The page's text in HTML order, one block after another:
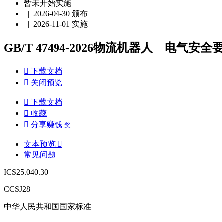
暂未开始实施
| 2026-04-30 颁布
| 2026-11-01 实施
GB/T 47494-2026物流机器人 电气安全
 下载文档
 关闭预览
 下载文档
 收藏
 分享赚钱 奖
文本预览 
常见问题
ICS25.040.30
CCSJ28
中华人民共和国国家标准